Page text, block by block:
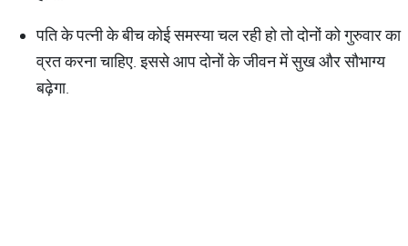
पति के पत्नी के बीच कोई समस्या चल रही हो तो दोनों को गुरुवार का
व्रत करना चाहिए. इससे आप दोनों के जीवन में सुख और सौभाग्य
बढ़ेगा.